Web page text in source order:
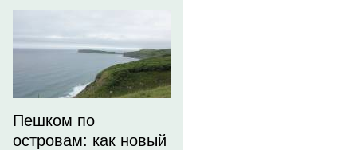
Пешком по
островам: как новый